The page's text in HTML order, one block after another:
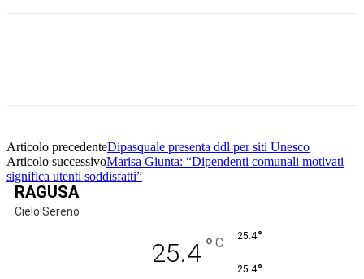
Articolo precedenteDipasquale presenta ddl per siti Unesco
Articolo successivoMarisa Giunta: “Dipendenti comunali motivati
significa utenti soddisfatti”
RAGUSA
Cielo Sereno
25.4 ° C 25.4°
25.4°